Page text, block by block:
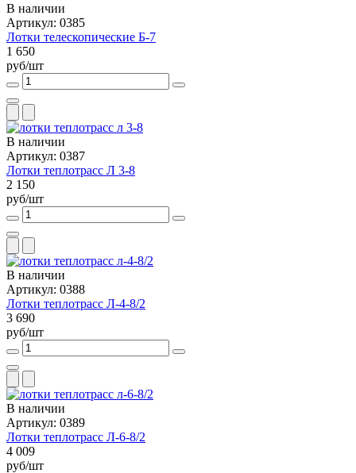
В наличии
Артикул: 0385
Лотки телескопические Б-7
1 650
руб/шт
В наличии
Артикул: 0387
Лотки теплотрасс Л 3-8
2 150
руб/шт
В наличии
Артикул: 0388
Лотки теплотрасс Л-4-8/2
3 690
руб/шт
В наличии
Артикул: 0389
Лотки теплотрасс Л-6-8/2
4 009
руб/шт